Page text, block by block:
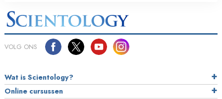
VOLG ONS
Wat is Scientology?
Online cursussen